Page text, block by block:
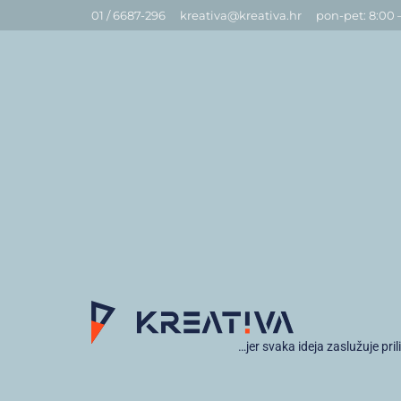
01 / 6687-296 kreativa@kreativa.hr pon-pet: 8:00
…jer svaka ideja zaslužuje